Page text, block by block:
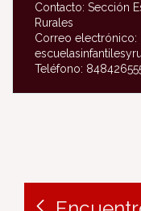
Contacto: Sección
Rurales
Correo electrónico:
Teléfono: